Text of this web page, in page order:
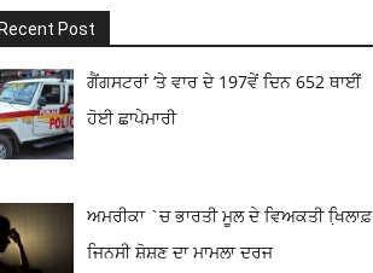
Recent Post
ਗੈਂਗਸਟਰਾਂ ‘ਤੇ ਵਾਰ ਦੇ 197ਵੇਂ ਦਿਨ 652 ਥਾਈਂ
ਹੋਈ ਛਾਪੇਮਾਰੀ
ਅਮਰੀਕਾ `ਚ ਭਾਰਤੀ ਮੂਲ ਦੇ ਵਿਅਕਤੀ ਖਿ਼ਲਾਫ਼
ਜਿਨਸੀ ਸ਼ੋਸ਼ਣ ਦਾ ਮਾਮਲਾ ਦਰਜ